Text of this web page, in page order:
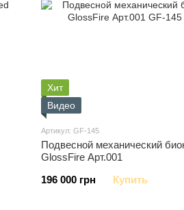
Хит
Видео
Артикул: GF-145
Подвесной механический
GlossFire Арт.001
196 000 грн
Купить